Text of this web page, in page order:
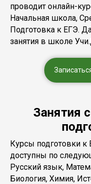
проводит онлайн-
Начальная школа,
Подготовка к ЕГЭ.
занятия в школе
Занятия
Курсы подготовки к
доступны по
Русский язык,
Биология, Химия,